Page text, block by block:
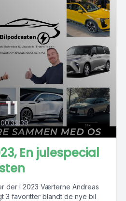
00:39:39
En julespecial
der i 2023 Værterne Andreas
3 favoritter blandt de nye bil